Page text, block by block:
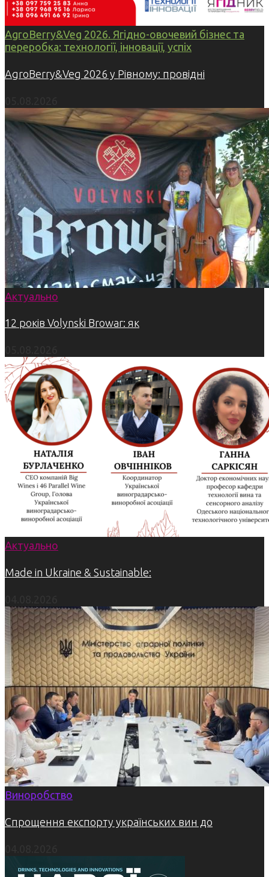
AgroBerry&Veg 2026. Ягідно-овочевий бізнес та
переробка: технології, інновації, успіх
AgroBerry&Veg 2026 у Рівному: провідні
Актуально
12 років Volynski Browar: як
Актуально
Made in Ukraine & Sustainable:
Виноробство
Спрощення експорту українських вин до